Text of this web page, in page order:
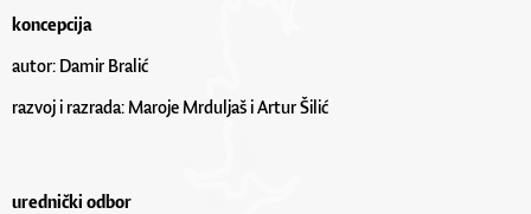
koncepcija
autor: Damir Bralić
razvoj i razrada: Maroje Mrduljaš i Artur Šilić
urednički odbor